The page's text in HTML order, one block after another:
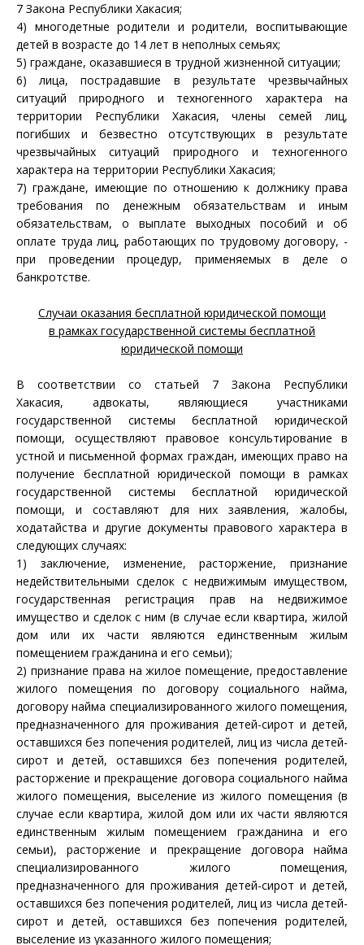
7 Закона Республики Хакасия;
4) многодетные родители и родители, воспитывающие
детей в возрасте до 14 лет в неполных семьях;
5) граждане, оказавшиеся в трудной жизненной ситуации;
6) лица, пострадавшие в результате чрезвычайных
ситуаций природного и техногенного характера на
территории Республики Хакасия, члены семей лиц,
погибших и безвестно отсутствующих в результате
чрезвычайных ситуаций природного и техногенного
характера на территории Республики Хакасия;
7) граждане, имеющие по отношению к должнику права
требования по денежным обязательствам и иным
обязательствам, о выплате выходных пособий и об
оплате труда лиц, работающих по трудовому договору, -
при проведении процедур, применяемых в деле о
банкротстве.
Случаи оказания бесплатной юридической помощи
в рамках государственной системы бесплатной
юридической помощи
В соответствии со статьей 7 Закона Республики
Хакасия, адвокаты, являющиеся участниками
государственной системы бесплатной юридической
помощи, осуществляют правовое консультирование в
устной и письменной формах граждан, имеющих право на
получение бесплатной юридической помощи в рамках
государственной системы бесплатной юридической
помощи, и составляют для них заявления, жалобы,
ходатайства и другие документы правового характера в
следующих случаях:
1) заключение, изменение, расторжение, признание
недействительными сделок с недвижимым имуществом,
государственная регистрация прав на недвижимое
имущество и сделок с ним (в случае если квартира, жилой
дом или их части являются единственным жилым
помещением гражданина и его семьи);
2) признание права на жилое помещение, предоставление
жилого помещения по договору социального найма,
договору найма специализированного жилого помещения,
предназначенного для проживания детей-сирот и детей,
оставшихся без попечения родителей, лиц из числа детей-
сирот и детей, оставшихся без попечения родителей,
расторжение и прекращение договора социального найма
жилого помещения, выселение из жилого помещения (в
случае если квартира, жилой дом или их части являются
единственным жилым помещением гражданина и его
семьи), расторжение и прекращение договора найма
специализированного жилого помещения,
предназначенного для проживания детей-сирот и детей,
оставшихся без попечения родителей, лиц из числа детей-
сирот и детей, оставшихся без попечения родителей,
выселение из указанного жилого помещения;